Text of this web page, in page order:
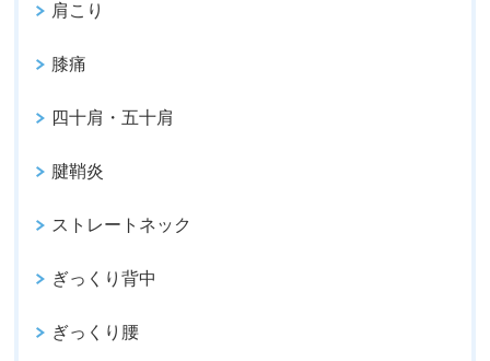
肩こり
膝痛
四十肩・五十肩
腱鞘炎
ストレートネック
ぎっくり背中
ぎっくり腰